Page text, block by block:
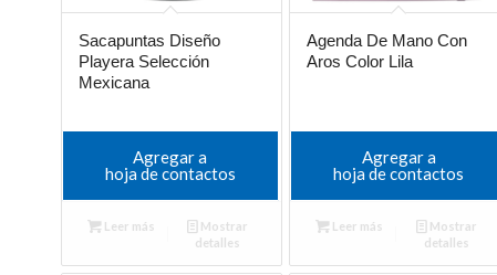
Sacapuntas Diseño
Playera Selección
Mexicana
Agregar a
hoja de contactos
Leer más
Mostrar
detalles
Agenda De Mano Con
Aros Color Lila
Agregar a
hoja de contactos
Leer más
Mostrar
detalles